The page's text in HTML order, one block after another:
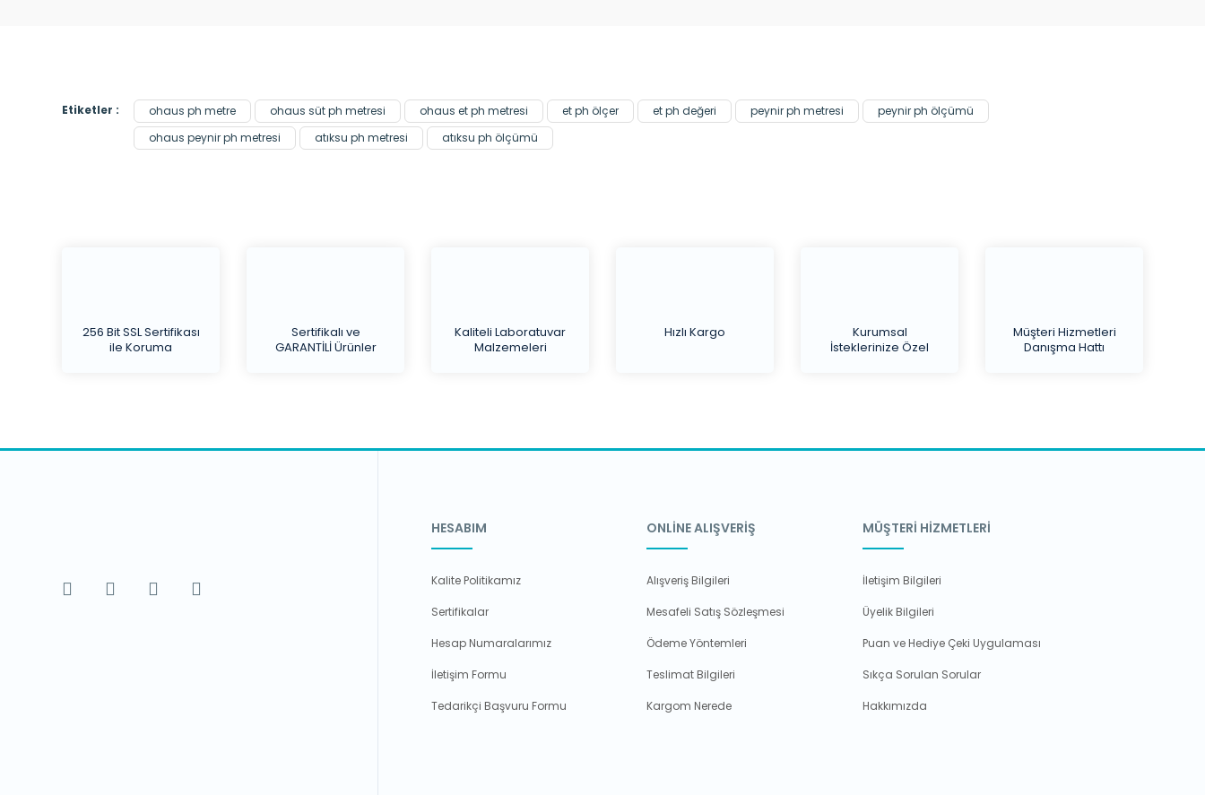
Etiketler : ohaus ph metre ohaus süt ph metresi ohaus et ph metresi et ph ölçer et ph değeri peynir ph metresi
peynir ph ölçümü
ohaus peynir ph metresi
atıksu ph metresi atıksu ph ölçümü
256 Bit SSL Sertifikası
ile Koruma
Sertifikalı ve
GARANTİLİ Ürünler
Kaliteli Laboratuvar
Malzemeleri
Hızlı Kargo
Kurumsal
İsteklerinize Özel
Müşteri Hizmetleri
Danışma Hattı
HESABIM
Kalite Politikamız
Sertifikalar
Hesap Numaralarımız
İletişim Formu
Tedarikçi Başvuru Formu
ONLİNE ALIŞVERİŞ
Alışveriş Bilgileri
Mesafeli Satış Sözleşmesi
Ödeme Yöntemleri
Teslimat Bilgileri
Kargom Nerede
MÜŞTERİ HİZMETLERİ
İletişim Bilgileri
Üyelik Bilgileri
Puan ve Hediye Çeki Uygulaması
Sıkça Sorulan Sorular
Hakkımızda